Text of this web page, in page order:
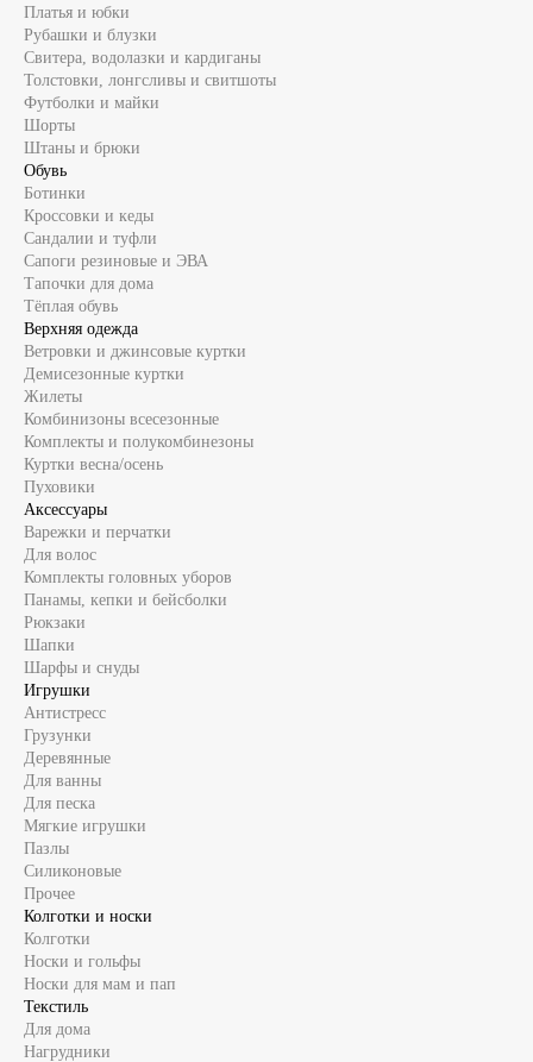
Платья и юбки
Рубашки и блузки
Свитера, водолазки и кардиганы
Толстовки, лонгсливы и свитшоты
Футболки и майки
Шорты
Штаны и брюки
Обувь
Ботинки
Кроссовки и кеды
Сандалии и туфли
Сапоги резиновые и ЭВА
Тапочки для дома
Тёплая обувь
Верхняя одежда
Ветровки и джинсовые куртки
Демисезонные куртки
Жилеты
Комбинизоны всесезонные
Комплекты и полукомбинезоны
Куртки весна/осень
Пуховики
Аксессуары
Варежки и перчатки
Для волос
Комплекты головных уборов
Панамы, кепки и бейсболки
Рюкзаки
Шапки
Шарфы и снуды
Игрушки
Антистресс
Грузунки
Деревянные
Для ванны
Для песка
Мягкие игрушки
Пазлы
Силиконовые
Прочее
Колготки и носки
Колготки
Носки и гольфы
Носки для мам и пап
Текстиль
Для дома
Нагрудники